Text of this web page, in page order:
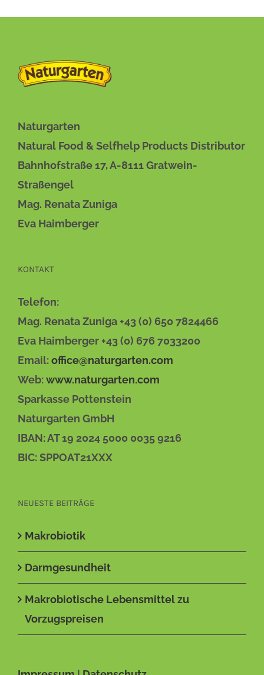
BESCHREIBUNG
DIE
OPTIONEN
KÖNNEN
Naturgarten
Natural Food & Selfhelp Products Distributor
Bahnhofstraße 17, A-8111 Gratwein-
Straßengel
Mag. Renata Zuniga
Eva Haimberger
KONTAKT
Telefon:
Mag. Renata Zuniga +43 (0) 650 7824466
Eva Haimberger +43 (0) 676 7033200
Email:office@naturgarten.com
Web:www.naturgarten.com
Sparkasse Pottenstein
Naturgarten GmbH
IBAN: AT 19 2024 5000 0035 9216
BIC: SPPOAT21XXX
NEUESTE BEITRÄGE
Makrobiotik
Darmgesundheit
Makrobiotische Lebensmittel zu
Vorzugspreisen